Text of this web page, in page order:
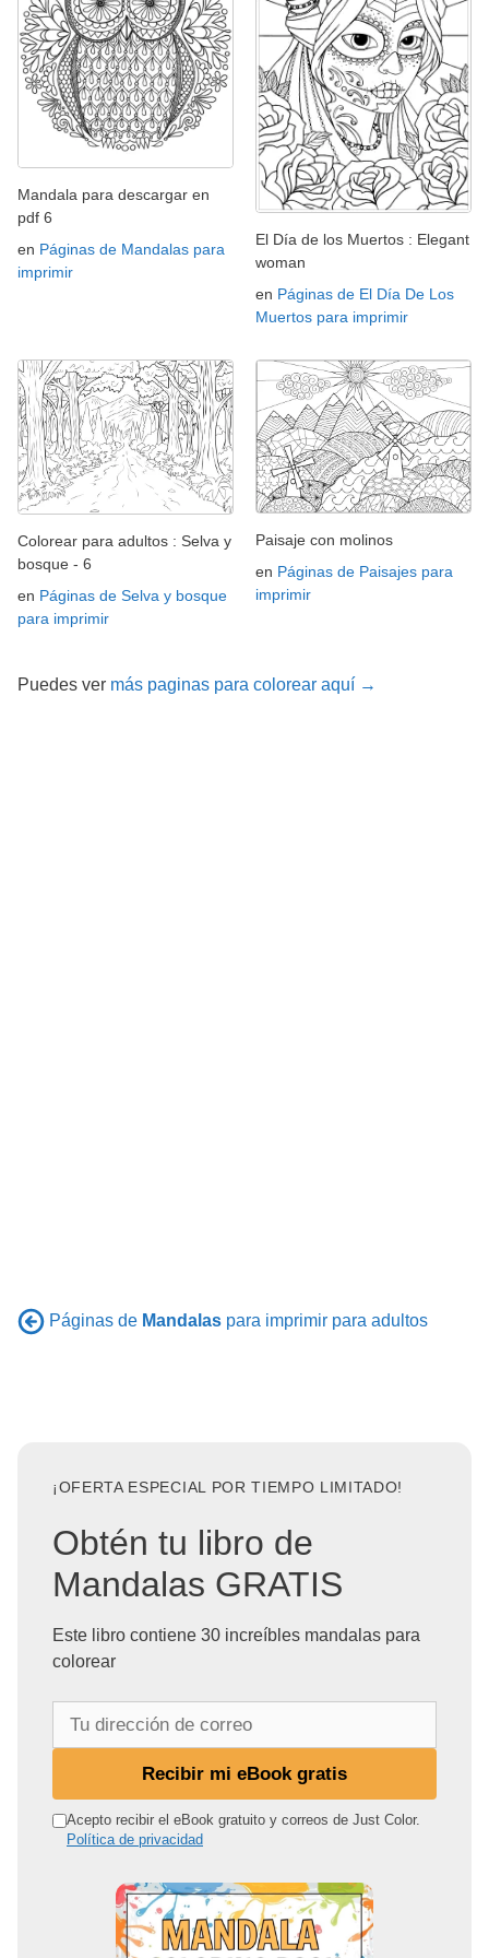
Mandala para descargar en
pdf 6
en Páginas de Mandalas para
imprimir
El Día de los Muertos : Elegant
woman
en Páginas de El Día De Los
Muertos para imprimir
Colorear para adultos : Selva y
bosque - 6
en Páginas de Selva y bosque
para imprimir
Paisaje con molinos
en Páginas de Paisajes para
imprimir
Puedes ver más paginas para colorear aquí →
Páginas de Mandalas para imprimir para adultos
¡OFERTA ESPECIAL POR TIEMPO LIMITADO!
Obtén tu libro de
Mandalas GRATIS
Este libro contiene 30 increíbles mandalas para
colorear
r
Recibir mi eBook gratis
Acepto recibir el eBook gratuito y correos de Just Color.
Política de privacidad